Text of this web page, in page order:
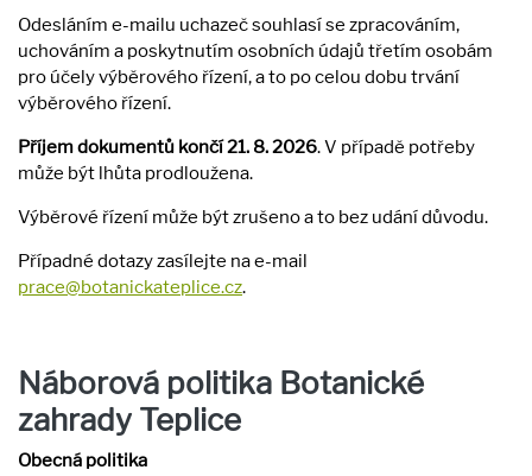
Odesláním e-mailu uchazeč souhlasí se zpracováním,
uchováním a poskytnutím osobních údajů třetím osobám
pro účely výběrového řízení, a to po celou dobu trvání
výběrového řízení.
Příjem dokumentů končí 21. 8. 2026. V případě potřeby
může být lhůta prodloužena.
Výběrové řízení může být zrušeno a to bez udání důvodu.
Případné dotazy zasílejte na e-mail
prace@botanickateplice.cz.
Náborová politika Botanické
zahrady Teplice
Obecná politika